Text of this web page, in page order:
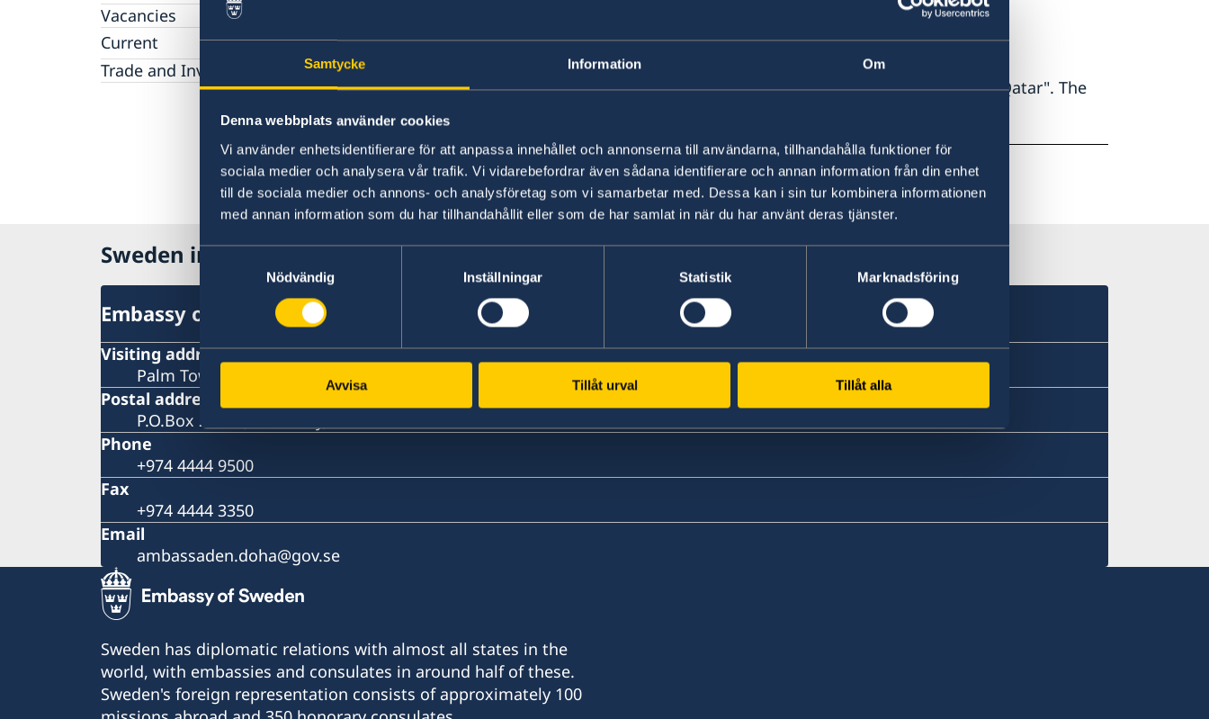
Samtycke Information Om
Denna webbplats använder cookies
Vi använder enhetsidentifierare för att anpassa innehållet och annonserna till användarna, tillhandahålla funktioner för
sociala medier och analysera vår trafik. Vi vidarebefordrar även sådana identifierare och annan information från din enhet
till de sociala medier och annons- och analysföretag som vi samarbetar med. Dessa kan i sin tur kombinera informationen
med annan information som du har tillhandahållit eller som de har samlat in när du har använt deras tjänster.
Samtyckesval
Nödvändig
Inställningar Statistik Marknadsföring
Avvisa Tillåt urval Tillåt alla
Embassy Staff
Vacancies
Current
News
Trade and Investments
The Swedish Association of Qatar has an Instagram account: "Svenskar i Qatar". The
svenskariqatar@gmail.com
Last updated 31 Jan 2019, 12.41 PM
Sweden in Qatar
Embassy of Sweden
Visiting address
Palm Tower B, Suite 1302, West Bay, Doha.
Postal address
P.O.Box 22649, West Bay, Doha.
Phone
+974 4444 9500
Fax
+974 4444 3350
Email
ambassaden.doha@gov.se
Sweden has diplomatic relations with almost all states in the
world, with embassies and consulates in around half of these.
Sweden's foreign representation consists of approximately 100